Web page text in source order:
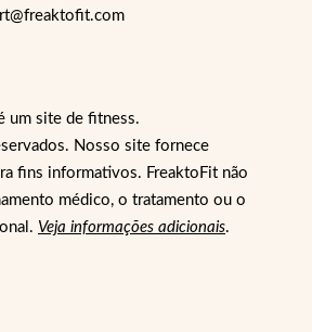
um site de fitness.
Nosso site fornece
fins informativos. FreaktoFit não
médico, o tratamento ou o
Veja informações adicionais.